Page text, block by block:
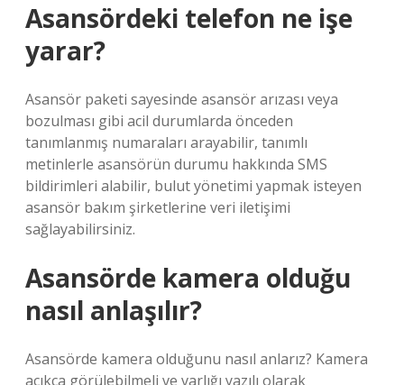
Asansördeki telefon ne işe
yarar?
Asansör paketi sayesinde asansör arızası veya
bozulması gibi acil durumlarda önceden
tanımlanmış numaraları arayabilir, tanımlı
metinlerle asansörün durumu hakkında SMS
bildirimleri alabilir, bulut yönetimi yapmak isteyen
asansör bakım şirketlerine veri iletişimi
sağlayabilirsiniz.
Asansörde kamera olduğu
nasıl anlaşılır?
Asansörde kamera olduğunu nasıl anlarız? Kamera
açıkça görülebilmeli ve varlığı yazılı olarak